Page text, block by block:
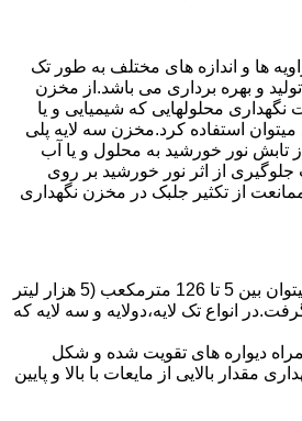
ها و اندازه های مختلف به طور تک
تولید و بهره برداری می باشد.از مخزن
نگهداری محلولهایی که شیمیایی و یا
استفاده کرد.مخزن سه لایه پلی
تابش نور خورشید به محلول و یا آب
از اثر نور خورشید بر روی
از تکثیر جلبک در مخزن نگهداری
حجم مخزن پلی اتیلن را میتوان بین 5 تا 126 مترمکعب (5 هزار لیتر
گرفت.در انواع تک لایه،دولایه و سه لایه که
دیواره های تقویت شده و شکل
مقدار بالایی از مایعات با بالا و پایین